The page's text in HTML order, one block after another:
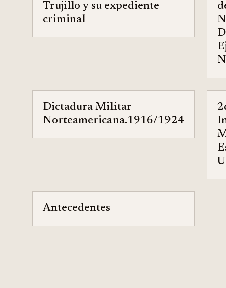
Trujillo y su expediente
criminal
Dictadura Militar
Norteamericana.1916/1924
Antecedentes